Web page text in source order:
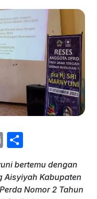
E
ai
l
ar
e
bertemu dengan
Aisyiyah Kabupaten
Nomor 2 Tahun